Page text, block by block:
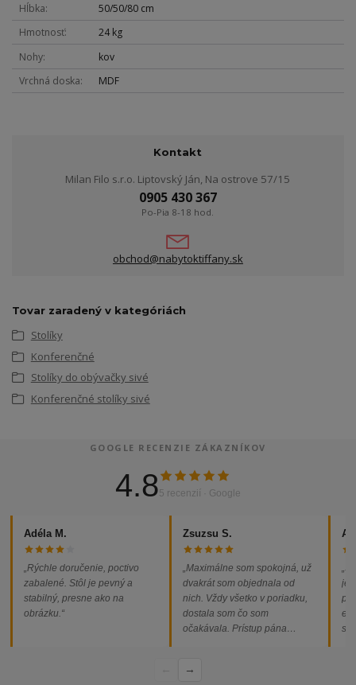
Hĺbka
50/50/80 cm
Hmotnosť
24 kg
Nohy
kov
Vrchná doska
MDF
Kontakt
Milan Filo s.r.o. Liptovský Ján, Na ostrove 57/15
0905 430 367
Po-Pia 8-18 hod.
obchod@nabytoktiffany.sk
Tovar zaradený v kategóriách
Stolíky
Konferenčné
Stolíky do obývačky sivé
Konferenčné stolíky sivé
GOOGLE RECENZIE ZÁKAZNÍKOV
4.85 recenzií · Google
Adéla M.
„Rýchle doručenie, poctivo
zabalené. Stôl je pevný a
stabilný, presne ako na
obrázku.“
Zsuzsu S.
„Maximálne som spokojná, už
dvakrát som objednala od
nich. Vždy všetko v poriadku,
dostala som čo som
očakávala. Prístup pána
problémov. Vrele odporúčam!“
→